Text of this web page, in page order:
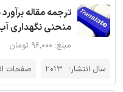
ترجمه مقاله
منحنی نگهداری
مبلغ: ۹۶,۰۰۰ تومان
سال انتشار: 2013 صفحات